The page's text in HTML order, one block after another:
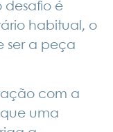
desafio é
habitual, o
ser a peça
com a
uma